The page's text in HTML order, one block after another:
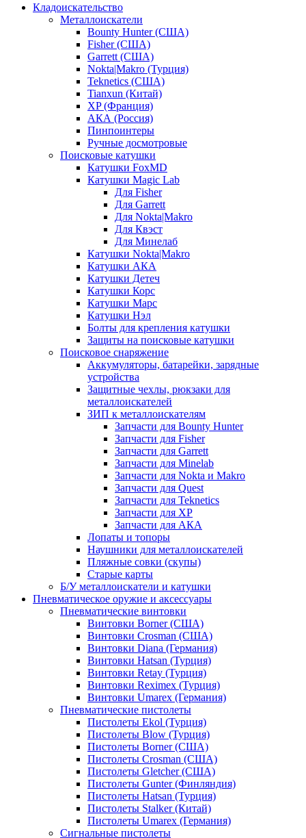
Кладоискательство
Металлоискатели
Bounty Hunter (США)
Fisher (США)
Garrett (США)
Nokta|Makro (Турция)
Teknetics (США)
Tianxun (Китай)
XP (Франция)
АКА (Россия)
Пинпоинтеры
Ручные досмотровые
Поисковые катушки
Катушки FoxMD
Катушки Magic Lab
Для Fisher
Для Garrett
Для Nokta|Makro
Для Квэст
Для Минелаб
Катушки Nokta|Makro
Катушки АКА
Катушки Детеч
Катушки Корс
Катушки Марс
Катушки Нэл
Болты для крепления катушки
Защиты на поисковые катушки
Поисковое снаряжение
Аккумуляторы, батарейки, зарядные
устройства
Защитные чехлы, рюкзаки для
металлоискателей
ЗИП к металлоискателям
Запчасти для Bounty Hunter
Запчасти для Fisher
Запчасти для Garrett
Запчасти для Minelab
Запчасти для Nokta и Makro
Запчасти для Quest
Запчасти для Teknetics
Запчасти для XP
Запчасти для АКА
Лопаты и топоры
Наушники для металлоискателей
Пляжные совки (скупы)
Старые карты
Б/У металлоискатели и катушки
Пневматическое оружие и аксессуары
Пневматические винтовки
Винтовки Borner (США)
Винтовки Crosman (США)
Винтовки Diana (Германия)
Винтовки Hatsan (Турция)
Винтовки Retay (Турция)
Винтовки Reximex (Турция)
Винтовки Umarex (Германия)
Пневматические пистолеты
Пистолеты Ekol (Турция)
Пистолеты Blow (Турция)
Пистолеты Borner (США)
Пистолеты Crosman (США)
Пистолеты Gletcher (США)
Пистолеты Gunter (Финляндия)
Пистолеты Hatsan (Турция)
Пистолеты Stalker (Китай)
Пистолеты Umarex (Германия)
Сигнальные пистолеты